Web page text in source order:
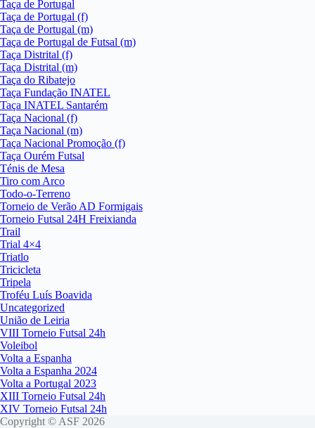
Taça de Portugal
Taça de Portugal (f)
Taça de Portugal (m)
Taça de Portugal de Futsal (m)
Taça Distrital (f)
Taça Distrital (m)
Taça do Ribatejo
Taça Fundação INATEL
Taça INATEL Santarém
Taça Nacional (f)
Taça Nacional (m)
Taça Nacional Promoção (f)
Taça Ourém Futsal
Ténis de Mesa
Tiro com Arco
Todo-o-Terreno
Torneio de Verão AD Formigais
Torneio Futsal 24H Freixianda
Trail
Trial 4×4
Triatlo
Tricicleta
Tripela
Troféu Luís Boavida
Uncategorized
União de Leiria
VIII Torneio Futsal 24h
Voleibol
Volta a Espanha
Volta a Espanha 2024
Volta a Portugal 2023
XIII Torneio Futsal 24h
XIV Torneio Futsal 24h
Copyright © ASF 2026